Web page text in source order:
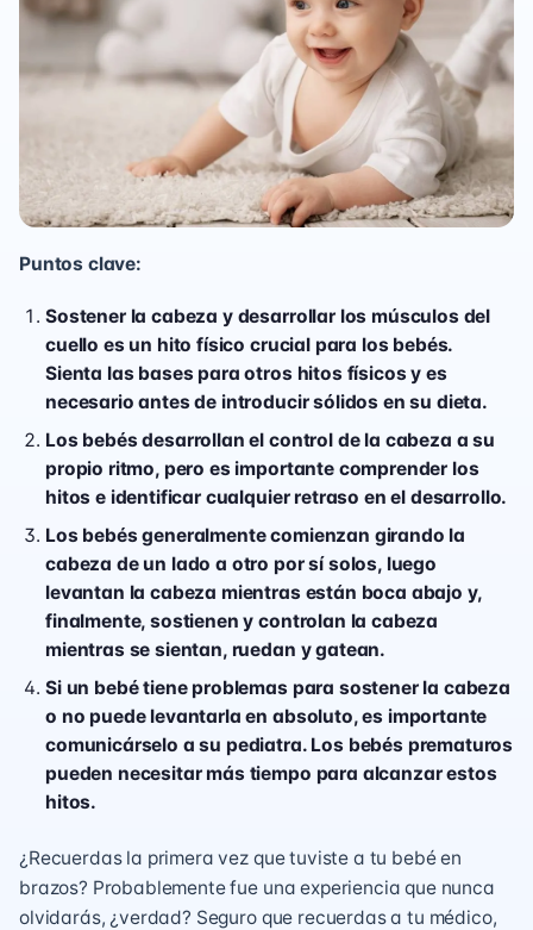
Puntos clave:
Sostener la cabeza y desarrollar los músculos del
cuello es un hito físico crucial para los bebés.
Sienta las bases para otros hitos físicos y es
necesario antes de introducir sólidos en su dieta.
Los bebés desarrollan el control de la cabeza a su
propio ritmo, pero es importante comprender los
hitos e identificar cualquier retraso en el desarrollo.
Los bebés generalmente comienzan girando la
cabeza de un lado a otro por sí solos, luego
levantan la cabeza mientras están boca abajo y,
finalmente, sostienen y controlan la cabeza
mientras se sientan, ruedan y gatean.
Si un bebé tiene problemas para sostener la cabeza
o no puede levantarla en absoluto, es importante
comunicárselo a su pediatra. Los bebés prematuros
pueden necesitar más tiempo para alcanzar estos
hitos.
¿Recuerdas la primera vez que tuviste a tu bebé en
brazos? Probablemente fue una experiencia que nunca
olvidarás, ¿verdad? Seguro que recuerdas a tu médico,